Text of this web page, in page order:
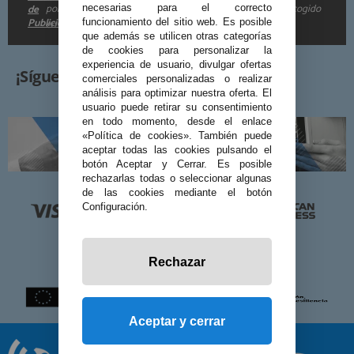
por e-mail. Puedo darme de baja cuando quiera según lo recogido
en la
de
Publicidad
¡Síguenos!
necesarias para el correcto
funcionamiento del sitio web. Es posible
que además se utilicen otras categorías
de cookies para personalizar la
experiencia de usuario, divulgar ofertas
comerciales personalizadas o realizar
análisis para optimizar nuestra oferta. El
usuario puede retirar su consentimiento
en todo momento, desde el enlace
«Política de cookies». También puede
aceptar todas las cookies pulsando el
botón Aceptar y Cerrar. Es posible
rechazarlas todas o seleccionar algunas
de las cookies mediante el botón
Configuración.
Rechazar
Aceptar y cerrar